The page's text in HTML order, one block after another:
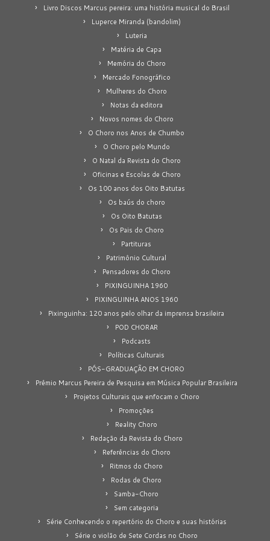
Livro Discos Marcus pereira: uma história musical do Brasil
Luperce Miranda (bandolim)
Luteria
Matéria de Capa
Memória do Choro
Mercado Fonográfico
Mulheres do Choro
Notas da editora
Novos nomes do Choro
O Choro nos Anos de Chumbo
O Choro pelo Mundo
O Natal da Revista do Choro
Oficinas e Escolas de Choro
Os 100 anos dos Oito Batutas
Os baús do choro
Os Oito Batutas
Os Pais do Choro
Partituras
Patrimônio Cultural
Pensadores do Choro
PIXINGUINHA 1960
PIXINGUINHA ANOS 1960
Pixinguinha: 120 anos pelo olhar da imprensa brasileira
POD CHORAR
Podcasts
Políticas Culturais
PÓS-GRADUAÇÃO EM CHORO
Prêmio Marcus Pereira de Pesquisa em Música Popular Brasileira
Projetos Culturais que enfocam o Choro
Promoções
Reality Choro
Redação da Revista do Choro
Referências do Choro
Ritmos do Choro
Rodas de Choro
Samba-Choro
Sem categoria
Série Conhecendo o repertório do Choro e suas histórias
Série o violão de Sete Cordas no Choro